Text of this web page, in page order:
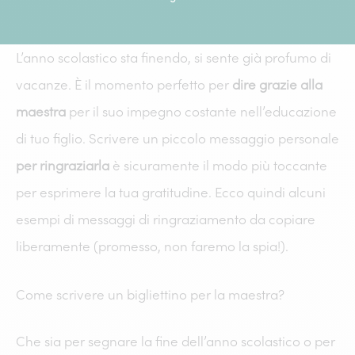
L’anno scolastico sta finendo, si sente già profumo di
vacanze. È il momento perfetto per dire grazie alla
maestra per il suo impegno costante nell’educazione
di tuo figlio. Scrivere un piccolo messaggio personale
per ringraziarla è sicuramente il modo più toccante
per esprimere la tua gratitudine. Ecco quindi alcuni
esempi di messaggi di ringraziamento da copiare
liberamente (promesso, non faremo la spia!).
Come scrivere un bigliettino per la maestra?
Che sia per segnare la fine dell’anno scolastico o per